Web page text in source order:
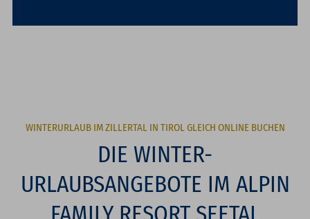
WINTERURLAUB IM ZILLERTAL IN TIROL GLEICH ONLINE BUCHEN
DIE WINTER-
URLAUBSANGEBOTE IM ALPIN